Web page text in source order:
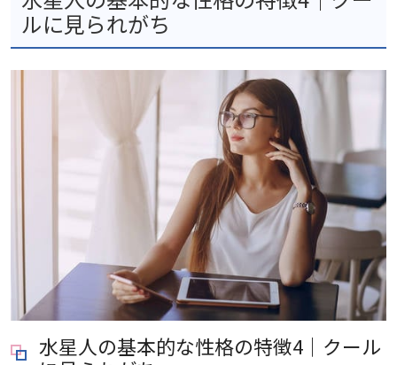
ルに見られがち
水星人の基本的な性格の特徴4｜クール